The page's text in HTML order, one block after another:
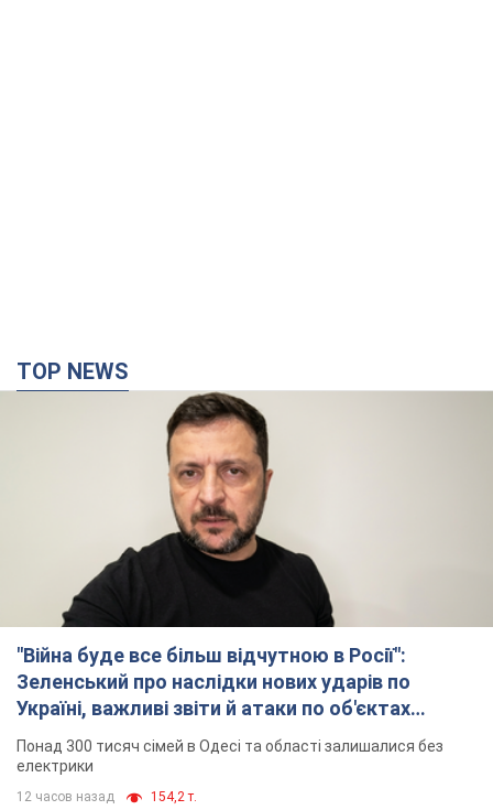
TOP NEWS
"Війна буде все більш відчутною в Росії":
Зеленський про наслідки нових ударів по
Україні, важливі звіти й атаки по об'єктах
ворога. Відео
Понад 300 тисяч сімей в Одесі та області залишалися без
електрики
12 часов назад 154,2 т.